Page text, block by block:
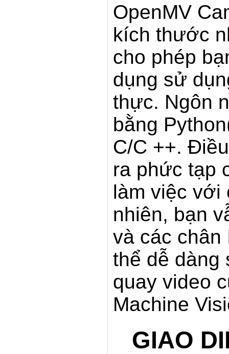
OpenMV
kích thước
cho phép
dụng sử
thực. Ngôn
bằng
C/C ++.
ra phức tạp
làm việc với
nhiên, bạn
và các chân
thể dễ dàng
quay video
Machine
GIAO